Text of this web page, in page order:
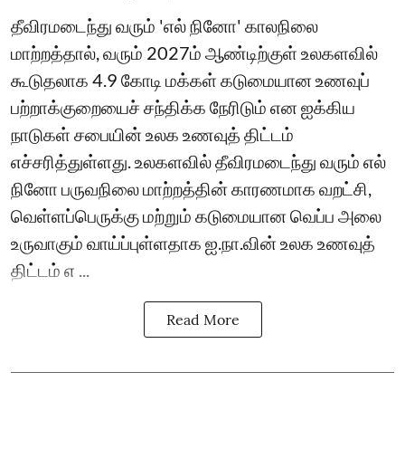
தீவிரமடைந்து வரும் 'எல் நினோ' காலநிலை
மாற்றத்தால், வரும் 2027ம் ஆண்டிற்குள் உலகளவில்
கூடுதலாக 4.9 கோடி மக்கள் கடுமையான உணவுப்
பற்றாக்குறையைச் சந்திக்க நேரிடும் என ஐக்கிய
நாடுகள் சபையின் உலக உணவுத் திட்டம்
எச்சரித்துள்ளது. உலகளவில் தீவிரமடைந்து வரும் எல்
நினோ பருவநிலை மாற்றத்தின் காரணமாக வறட்சி,
வெள்ளப்பெருக்கு மற்றும் கடுமையான வெப்ப அலை
உருவாகும் வாய்ப்புள்ளதாக ஐ.நா.வின் உலக உணவுத்
திட்டம் எ ...
Read More